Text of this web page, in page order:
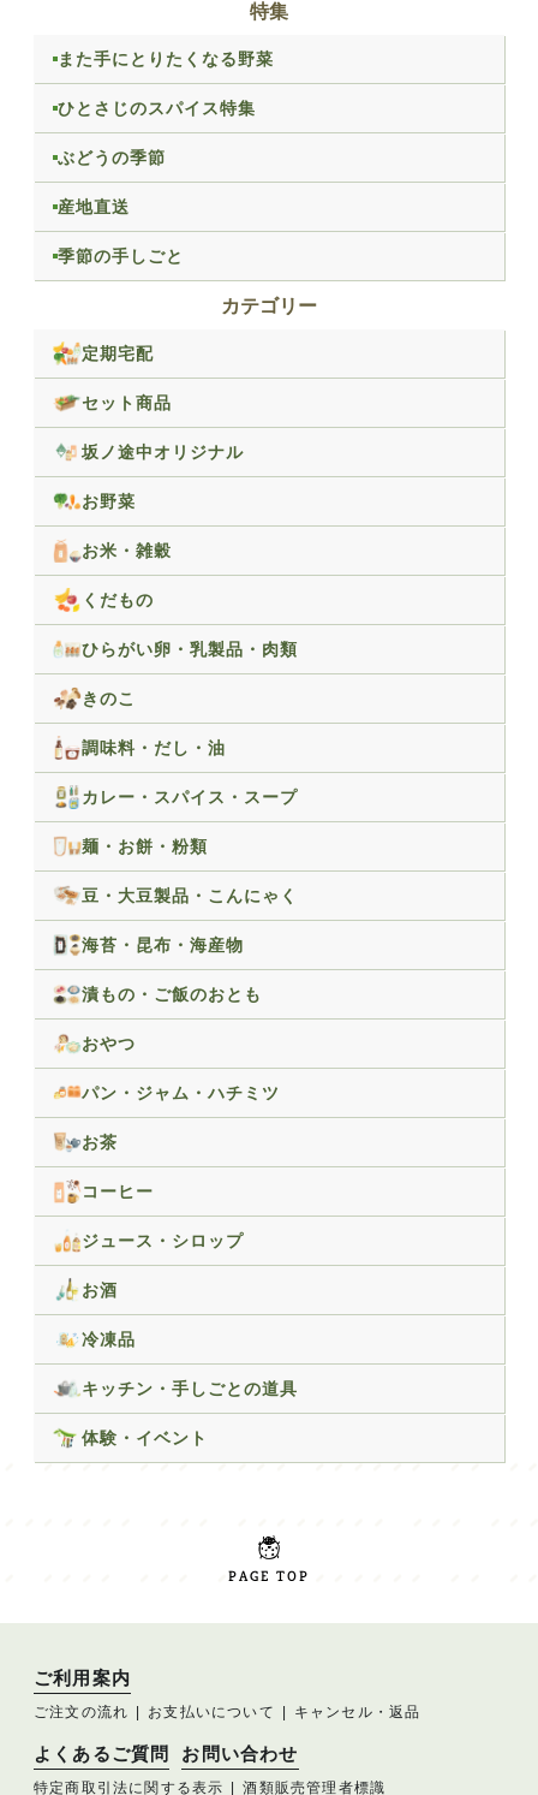
特集
また手にとりたくなる野菜
ひとさじのスパイス特集
ぶどうの季節
産地直送
季節の手しごと
カテゴリー
定期宅配
セット商品
坂ノ途中オリジナル
お野菜
お米・雑穀
くだもの
ひらがい卵・乳製品・肉類
きのこ
調味料・だし・油
カレー・スパイス・スープ
麺・お餅・粉類
豆・大豆製品・こんにゃく
海苔・昆布・海産物
漬もの・ご飯のおとも
おやつ
パン・ジャム・ハチミツ
お茶
コーヒー
ジュース・シロップ
お酒
冷凍品
キッチン・手しごとの道具
体験・イベント
PAGE TOP
ご利用案内
ご注文の流れ お支払いについて キャンセル・返品
よくあるご質問 お問い合わせ
特定商取引法に関する表示 酒類販売管理者標識